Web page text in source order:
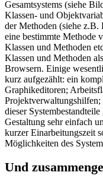
Gesamtsystems (siehe
Klassen- und
der Methoden (siehe
eine bestimmte Methode
Klassen und Methoden
Klassen und Methoden
Browsern. Einige
kurz aufgezählt: ein
Graphikeditoren;
Projektverwaltungshilfen;
dieser
Gestaltung sehr einfach
kurzer Einarbeitungszeit
Möglichkeiten des
Und